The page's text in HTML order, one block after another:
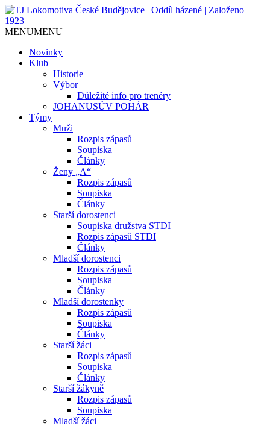
TJ Lokomotiva České
Budějovice | Oddíl házené |
Založeno 1923
Jediný házenkářský klub v Českých
MENUMENU
Novinky
Klub
Historie
Výbor
Důležité info pro trenéry
JOHANUSŮV POHÁR
Týmy
Muži
Rozpis zápasů
Soupiska
Články
Ženy „A“
Rozpis zápasů
Soupiska
Články
Starší dorostenci
Soupiska družstva STDI
Rozpis zápasů STDI
Články
Mladší dorostenci
Rozpis zápasů
Soupiska
Články
Mladší dorostenky
Rozpis zápasů
Soupiska
Články
Starší žáci
Rozpis zápasů
Soupiska
Články
Starší žákyně
Rozpis zápasů
Soupiska
Mladší žáci